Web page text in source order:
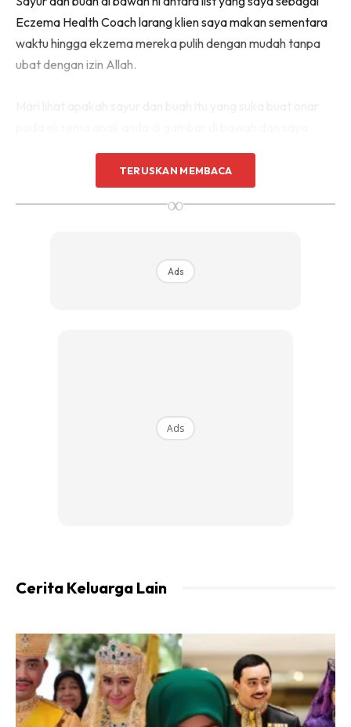
Eczema Health Coach larang klien saya makan sementara
waktu hingga ekzema mereka pulih dengan mudah tanpa
ubat dengan izin Allah.
TERUSKAN MEMBACA
∞
Ads
Ads
Cerita Keluarga Lain